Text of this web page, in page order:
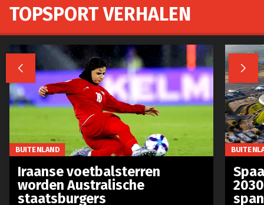
TOPSPORT VERHALEN
 
BUITENLAND
Iraanse voetbalsterren
worden Australische
staatsburgers